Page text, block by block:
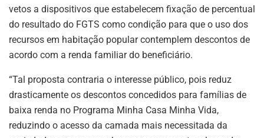
vetos a dispositivos que estabelecem fixação de percentual
do resultado do FGTS como condição para que o uso dos
recursos em habitação popular contemplem descontos de
acordo com a renda familiar do beneficiário.
“Tal proposta contraria o interesse público, pois reduz
drasticamente os descontos concedidos para famílias de
baixa renda no Programa Minha Casa Minha Vida,
reduzindo o acesso da camada mais necessitada da